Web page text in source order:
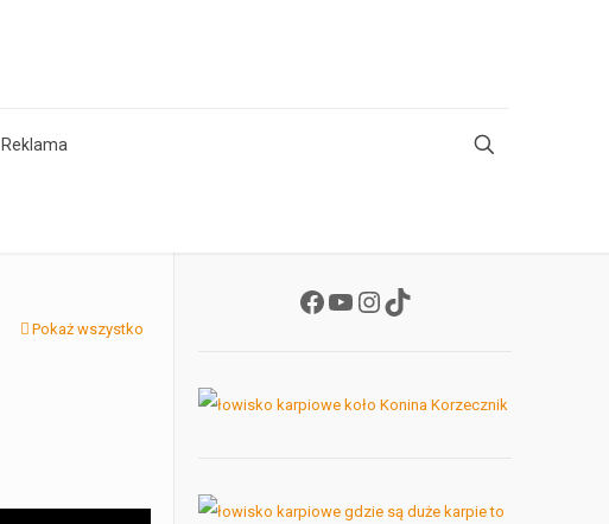
Reklama
Pokaż wszystko
Facebook
YouTube
Instagram
TikTok